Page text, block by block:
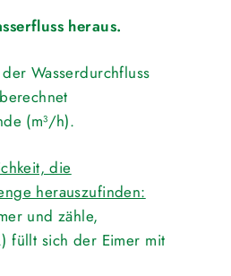
heraus.
Wasserdurchfluss
(m³/h).
die
herauszufinden:
und zähle,
füllt sich der Eimer mit